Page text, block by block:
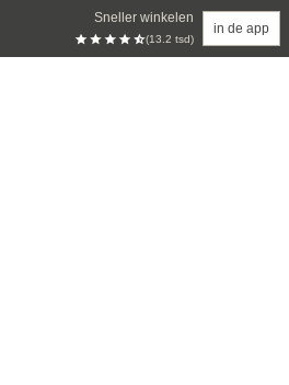
Sneller winkelen
(13.2 tsd)
in de app